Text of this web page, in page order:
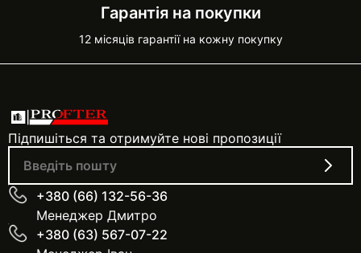
Гарантія на покупки
12 місяців гарантії на кожну покупку
Підпишіться та отримуйте нові пропозиції
+380 (66) 132-56-36
Менеджер Дмитро
+380 (63) 567-07-22